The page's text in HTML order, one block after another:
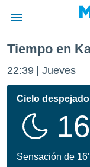
de
ha
calidad.
a este
Tiempo en
22:39 Jueves
Cielo despejado
Sensación de